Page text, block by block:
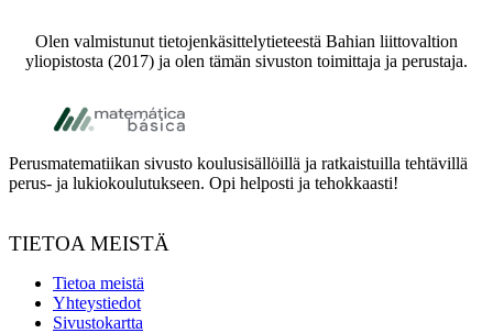
Olen valmistunut tietojenkäsittelytieteestä Bahian liittovaltion
yliopistosta (2017) ja olen tämän sivuston toimittaja ja perustaja.
Footer
Perusmatematiikan sivusto koulusisällöillä ja ratkaistuilla tehtävillä
perus- ja lukiokoulutukseen. Opi helposti ja tehokkaasti!
TIETOA MEISTÄ
Tietoa meistä
Yhteystiedot
Sivustokartta